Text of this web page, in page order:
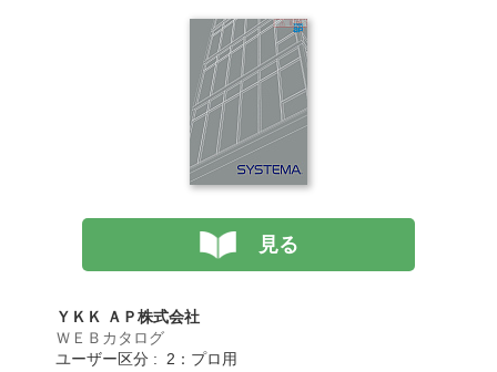
見る
ＹＫＫ ＡＰ株式会社
ＷＥＢカタログ
ユーザー区分 : 2：プロ用